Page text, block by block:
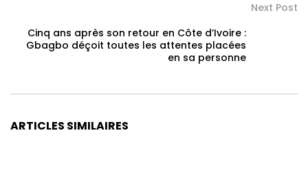
Next Post
Cinq ans après son retour en Côte d’Ivoire :
Gbagbo déçoit toutes les attentes placées
en sa personne
ARTICLES SIMILAIRES